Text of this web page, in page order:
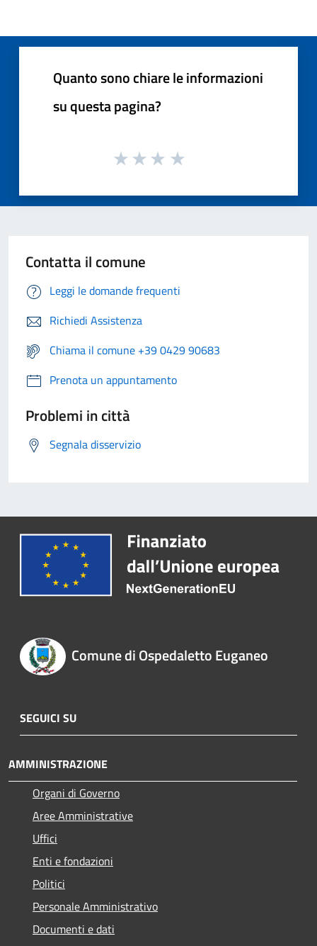
Quanto sono chiare le informazioni
su questa pagina?
Contatta il comune
Leggi le domande frequenti
Richiedi Assistenza
Chiama il comune +39 0429 90683
Prenota un appuntamento
Problemi in città
Segnala disservizio
Comune di Ospedaletto Euganeo
SEGUICI SU
AMMINISTRAZIONE
Organi di Governo
Aree Amministrative
Uffici
Enti e fondazioni
Politici
Personale Amministrativo
Documenti e dati